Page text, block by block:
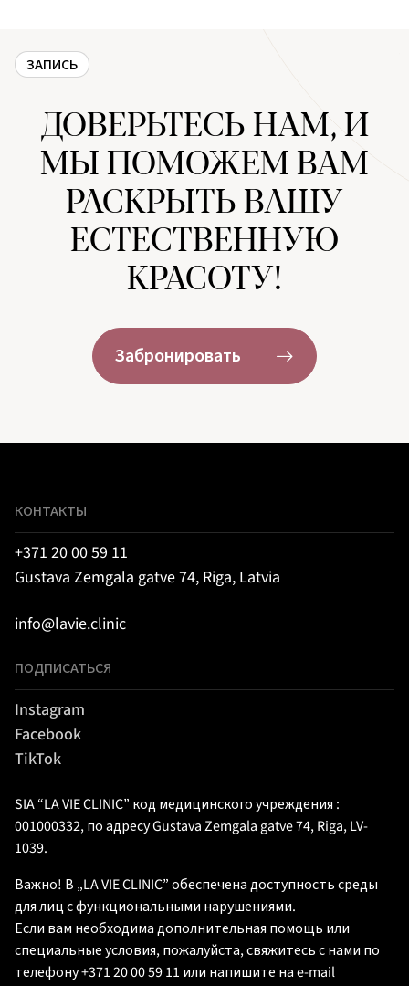
ЗАПИСЬ
ДОВЕРЬТЕСЬ НАМ, И
МЫ ПОМОЖЕМ ВАМ
РАСКРЫТЬ ВАШУ
ЕСТЕСТВЕННУЮ
КРАСОТУ!
Забронировать
КОНТАКТЫ
+371 20 00 59 11
Gustava Zemgala gatve 74, Riga, Latvia
info@lavie.clinic
ПОДПИСАТЬСЯ
Instagram
Facebook
TikTok
SIA “LA VIE CLINIC” код медицинского учреждения :
001000332, по адресу Gustava Zemgala gatve 74, Riga, LV-
1039.
Важно! В „LA VIE CLINIC” обеспечена доступность среды
для лиц с функциональными нарушениями.
Если вам необходима дополнительная помощь или
специальные условия, пожалуйста, свяжитесь с нами по
телефону +371 20 00 59 11 или напишите на e-mail